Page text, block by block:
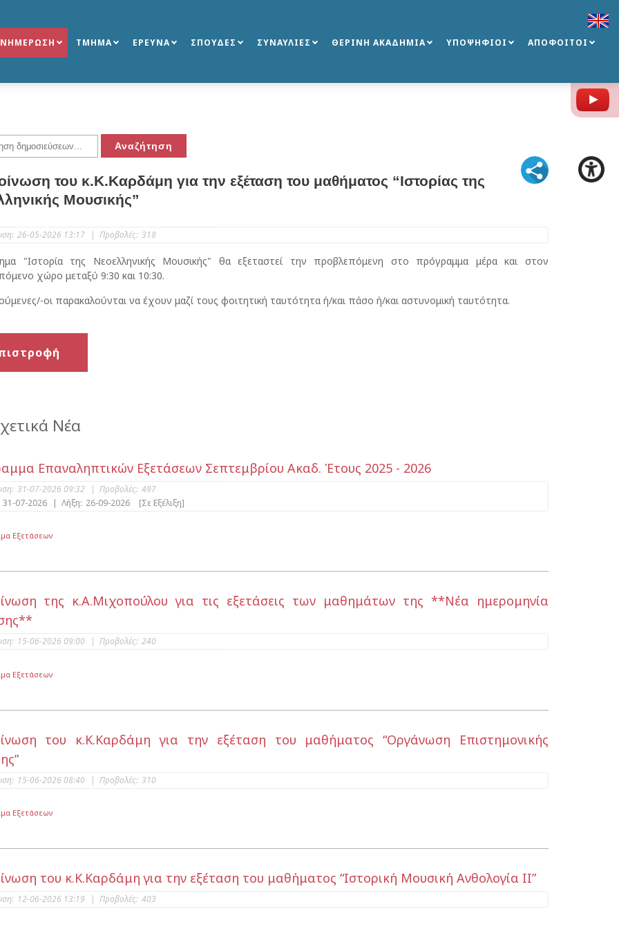
ΤΜΗΜΑ ΕΡΕΥΝΑ ΣΠΟΥΔΕΣ ΣΥΝΑΥΛΙΕΣ ΘΕΡΙΝΗ ΑΚΑΔΗΜΙΑ ΥΠΟΨΗΦΙΟΙ ΑΠΟΦΟΙΤΟΙ
του κ.Κ.Καρδάμη για την εξέταση του μαθήματος “Ιστορίας της
Μουσικής”
26-05-2026 13:17 | Προβολές: 318
"Ιστορία της Νεοελληνικής Μουσικής" θα εξεταστεί την προβλεπόμενη στο πρόγραμμα μέρα και στον
χώρο μεταξύ 9:30 και 10:30.
οι παρακαλούνται να έχουν μαζί τους φοιτητική ταυτότητα ή/και πάσο ή/και αστυνομική ταυτότητα.
Νέα
Επαναληπτικών Εξετάσεων Σεπτεμβρίου Ακαδ. Έτους 2025 - 2026
31-07-2026 09:32 | Προβολές: 497
31-07-2026
| Λήξη: 26-09-2026 [Σε Εξέλιξη]
Εξετάσεων
της κ.Α.Μιχοπούλου για τις εξετάσεις των μαθημάτων της **Νέα ημερομηνία
15-06-2026 09:00 | Προβολές: 240
Εξετάσεων
του κ.Κ.Καρδάμη για την εξέταση του μαθήματος “Οργάνωση Επιστημονικής
15-06-2026 08:40 | Προβολές: 310
Εξετάσεων
του κ.Κ.Καρδάμη για την εξέταση του μαθήματος “Ιστορική Μουσική Ανθολογία ΙΙ”
12-06-2026 13:19 | Προβολές: 403